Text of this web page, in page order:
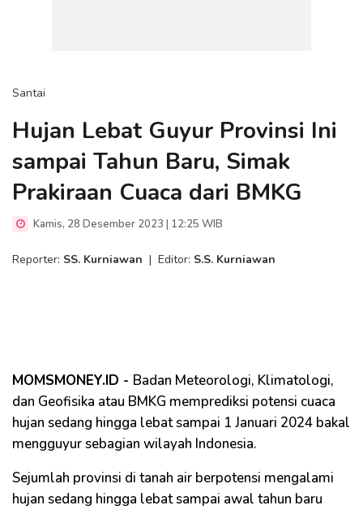
Santai
Hujan Lebat Guyur Provinsi Ini
sampai Tahun Baru, Simak
Prakiraan Cuaca dari BMKG
Kamis, 28 Desember 2023 | 12:25 WIB
Reporter: SS. Kurniawan | Editor: S.S. Kurniawan
MOMSMONEY.ID - Badan Meteorologi, Klimatologi,
dan Geofisika atau BMKG memprediksi potensi cuaca
hujan sedang hingga lebat sampai 1 Januari 2024 bakal
mengguyur sebagian wilayah Indonesia.
Sejumlah provinsi di tanah air berpotensi mengalami
hujan sedang hingga lebat sampai awal tahun baru